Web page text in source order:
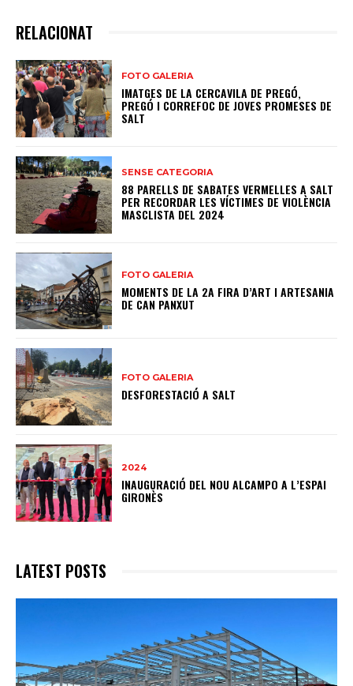
RELACIONAT
FOTO GALERIA
IMATGES DE LA CERCAVILA DE PREGÓ,
PREGÓ I CORREFOC DE JOVES PROMESES DE
SALT
SENSE CATEGORIA
88 PARELLS DE SABATES VERMELLES A SALT
PER RECORDAR LES VÍCTIMES DE VIOLÈNCIA
MASCLISTA DEL 2024
FOTO GALERIA
MOMENTS DE LA 2A FIRA D’ART I ARTESANIA
DE CAN PANXUT
FOTO GALERIA
DESFORESTACIÓ A SALT
2024
INAUGURACIÓ DEL NOU ALCAMPO A L’ESPAI
GIRONÈS
LATEST POSTS